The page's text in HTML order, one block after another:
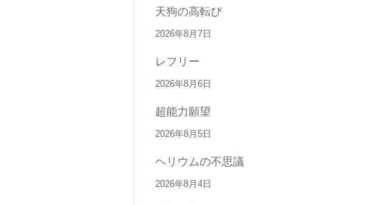
天狗の高転び
2026年8月7日
レフリー
2026年8月6日
超能力願望
2026年8月5日
ヘリウムの不思議
2026年8月4日